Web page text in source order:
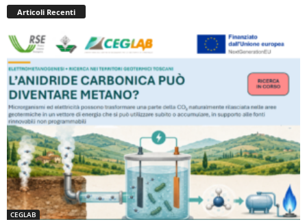
Articoli Recenti
CEGLAB